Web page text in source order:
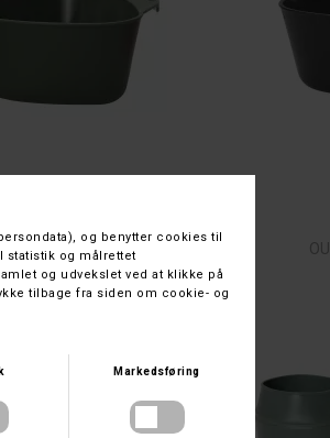
OUTDOOR KOP
DKK 25,-